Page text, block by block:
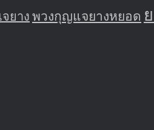
ยาง พวงกุญแจยางหยอด